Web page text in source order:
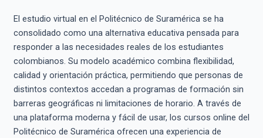
El estudio virtual en el Politécnico de Suramérica se ha
consolidado como una alternativa educativa pensada para
responder a las necesidades reales de los estudiantes
colombianos. Su modelo académico combina flexibilidad,
calidad y orientación práctica, permitiendo que personas de
distintos contextos accedan a programas de formación sin
barreras geográficas ni limitaciones de horario. A través de
una plataforma moderna y fácil de usar, los cursos online del
Politécnico de Suramérica ofrecen una experiencia de